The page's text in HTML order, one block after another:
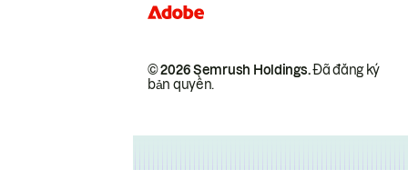
© 2026 Semrush Holdings.Đã đăng ký
bản quyền.